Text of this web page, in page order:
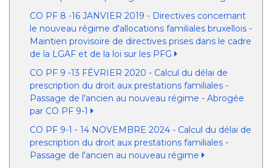
CO PF 8 -16 JANVIER 2019 - Directives concernant
le nouveau régime d'allocations familiales bruxellois -
Maintien provisoire de directives prises dans le cadre
de la LGAF et de la loi sur les PFG
CO PF 9 -13 FÉVRIER 2020 - Calcul du délai de
prescription du droit aux prestations familiales -
Passage de l'ancien au nouveau régime - Abrogée
par CO PF 9-1
CO PF 9-1 - 14 NOVEMBRE 2024 - Calcul du délai de
prescription du droit aux prestations familiales -
Passage de l'ancien au nouveau régime